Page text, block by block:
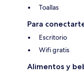
Toallas
Para
Escritorio
Wifi gratis
Alimentos y